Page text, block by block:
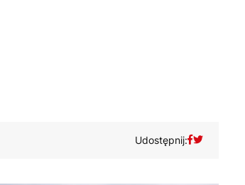
Udostępnij: